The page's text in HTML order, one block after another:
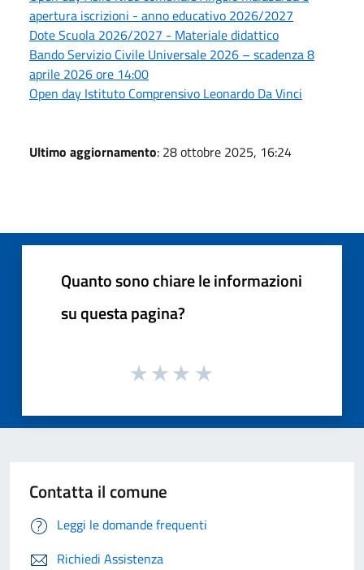
apertura iscrizioni - anno educativo 2026/2027
Dote Scuola 2026/2027 - Materiale didattico
Bando Servizio Civile Universale 2026 – scadenza 8
aprile 2026 ore 14:00
Open day Istituto Comprensivo Leonardo Da Vinci
Ultimo aggiornamento: 28 ottobre 2025, 16:24
Quanto sono chiare le informazioni
su questa pagina?
Contatta il comune
Leggi le domande frequenti
Richiedi Assistenza